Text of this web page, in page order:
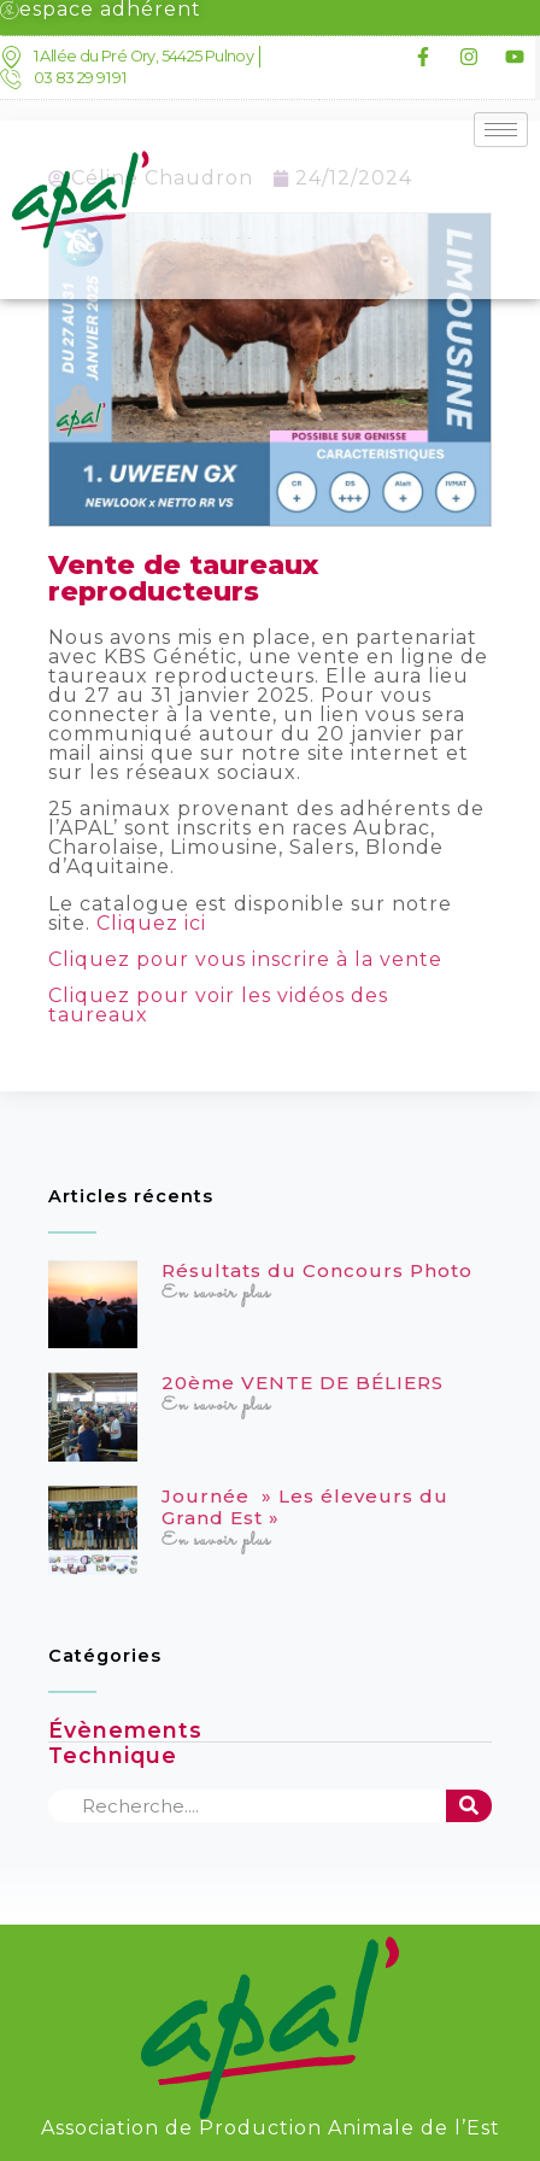
espace adhérent
1 Allée du Pré Ory, 54425 Pulnoy
03 83 29 91 91
Céline Chaudron 24/12/2024
Vente de taureaux
reproducteurs
Nous avons mis en place, en partenariat
avec KBS Génétic, une vente en ligne de
taureaux reproducteurs. Elle aura lieu
du 27 au 31 janvier 2025. Pour vous
connecter à la vente, un lien vous sera
communiqué autour du 20 janvier par
mail ainsi que sur notre site internet et
sur les réseaux sociaux.
25 animaux provenant des adhérents de
l’APAL’ sont inscrits en races Aubrac,
Charolaise, Limousine, Salers, Blonde
d’Aquitaine.
Le catalogue est disponible sur notre
site. Cliquez ici
Cliquez pour vous inscrire à la vente
Cliquez pour voir les vidéos des
taureaux
Articles récents
Résultats du Concours Photo
En savoir plus
20ème VENTE DE BÉLIERS
En savoir plus
Journée » Les éleveurs du
Grand Est »
En savoir plus
Catégories
Évènements
Technique
Association de Production Animale de l’Est